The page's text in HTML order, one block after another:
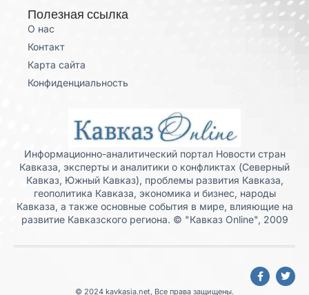
Полезная ссылка
О нас
Контакт
Карта сайта
Конфиденциальность
Информационно-аналитический портал Новости стран
Кавказа, эксперты и аналитики о конфликтах (Северный
Кавказ, Южный Кавказ), проблемы развития Кавказа,
геополитика Кавказа, экономика и бизнес, народы
Кавказа, а также основные события в мире, влияющие на
развитие Кавказского региона. © "Кавказ Online", 2009
© 2024 kavkasia.net, Все права защищены.